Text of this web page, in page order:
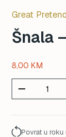
Great
Šnala
8,00 KM
remove
Povrat u roku